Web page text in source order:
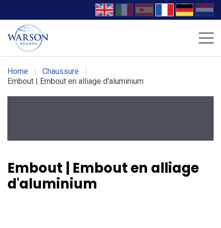
Chaussures DC WORK Crew
Home | Chaussure
|
Embout | Embout en alliage d'aluminium
Embout | Embout en alliage
d'aluminium